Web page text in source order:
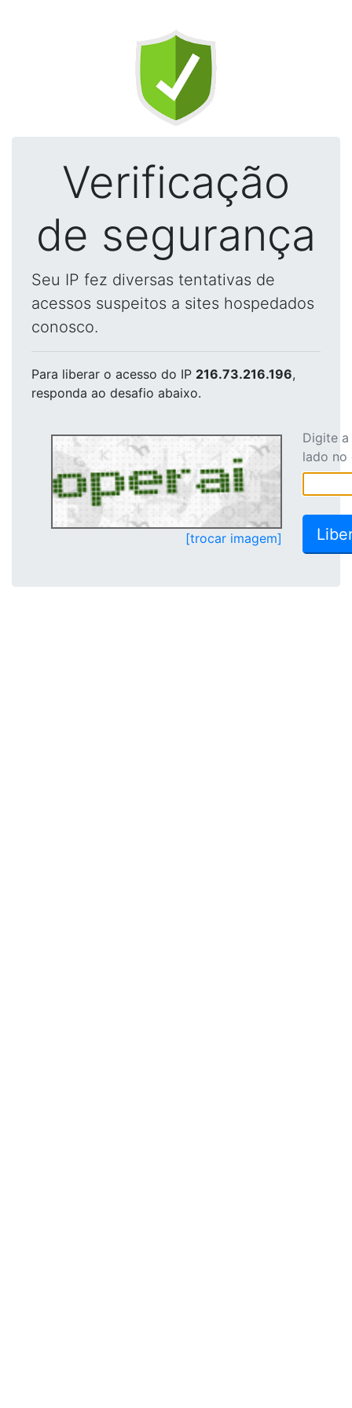
Verificação
de segurança
Seu IP fez diversas tentativas de
acessos suspeitos a sites hospedados
conosco.
Para liberar o acesso do IP 216.73.216.196,
responda ao desafio abaixo.
[trocar imagem]
Digite
lado no